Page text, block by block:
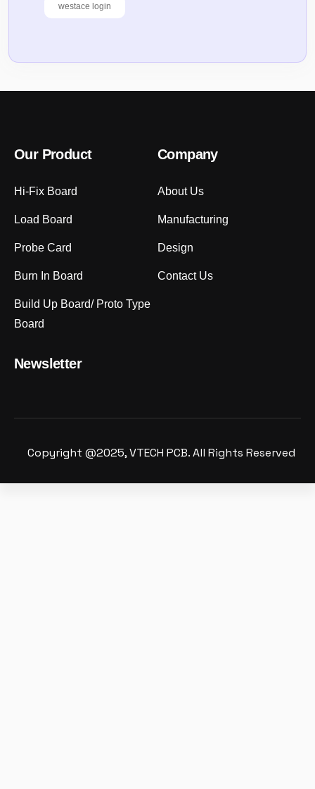
westace login
Our Product
Hi-Fix Board
Load Board
Probe Card
Burn In Board
Build Up Board/ Proto Type
Board
Company
About Us
Manufacturing
Design
Contact Us
Newsletter
Copyright @2025, VTECH PCB. All Rights Reserved